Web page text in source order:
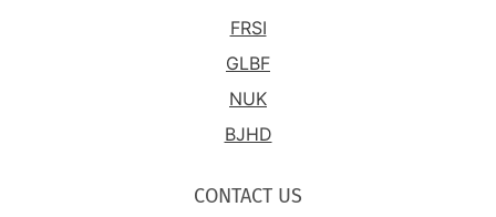
FRSI
GLBF
NUK
BJHD
CONTACT US